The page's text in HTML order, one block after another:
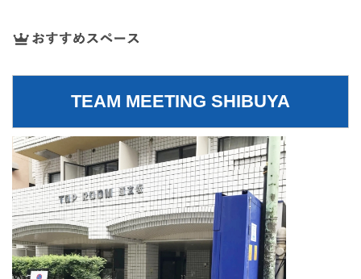
TEAM MEETING SHIBUYA